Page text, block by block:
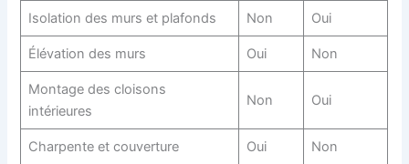
Isolation des murs et plafonds Non Oui
Élévation des murs Oui Non
Montage des cloisons
intérieures
Non Oui
Charpente et couverture Oui Non